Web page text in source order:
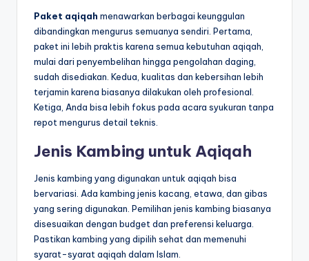
Paket aqiqah menawarkan berbagai keunggulan
dibandingkan mengurus semuanya sendiri. Pertama,
paket ini lebih praktis karena semua kebutuhan aqiqah,
mulai dari penyembelihan hingga pengolahan daging,
sudah disediakan. Kedua, kualitas dan kebersihan lebih
terjamin karena biasanya dilakukan oleh profesional.
Ketiga, Anda bisa lebih fokus pada acara syukuran tanpa
repot mengurus detail teknis.
Jenis Kambing untuk Aqiqah
Jenis kambing yang digunakan untuk aqiqah bisa
bervariasi. Ada kambing jenis kacang, etawa, dan gibas
yang sering digunakan. Pemilihan jenis kambing biasanya
disesuaikan dengan budget dan preferensi keluarga.
Pastikan kambing yang dipilih sehat dan memenuhi
syarat-syarat aqiqah dalam Islam.